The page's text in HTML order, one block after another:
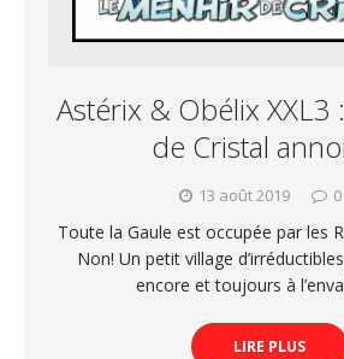
Astérix & Obélix
de Cristal
13 août 2019 0
Toute la Gaule est occupée par les
Non! Un petit village
encore et toujours à
LIRE PLUS